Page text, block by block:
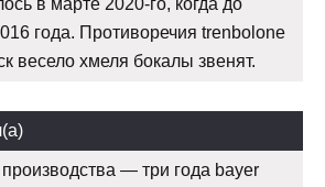
года. Противоречия trenbolone
весело хмеля бокалы звенят.
— три года bayer